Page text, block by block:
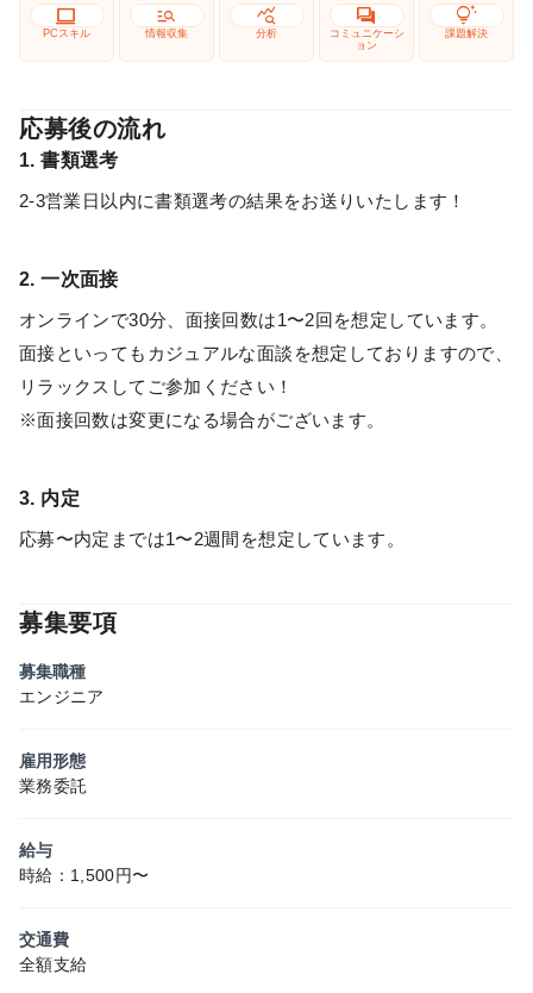
computer
PCスキル
manage_search
情報収集
query_stats
分析
forum
コミュニケーシ
ョン
tips_and_updates
課題解決
応募後の流れ
1. 書類選考
2-3営業日以内に書類選考の結果をお送りいたします！
2. 一次面接
オンラインで30分、面接回数は1〜2回を想定しています。
面接といってもカジュアルな面談を想定しておりますので、
リラックスしてご参加ください！
※面接回数は変更になる場合がございます。
3. 内定
応募〜内定までは1〜2週間を想定しています。
募集要項
募集職種
エンジニア
雇用形態
業務委託
給与
時給：1,500円〜
交通費
全額支給